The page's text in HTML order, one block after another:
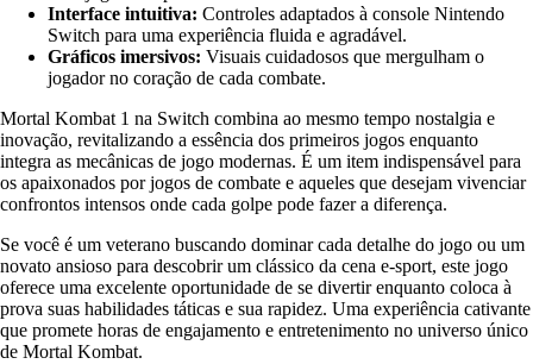
Interface intuitiva: Controles adaptados à console Nintendo
Switch para uma experiência fluida e agradável.
Gráficos imersivos: Visuais cuidadosos que mergulham o
jogador no coração de cada combate.
Mortal Kombat 1 na Switch combina ao mesmo tempo nostalgia e
inovação, revitalizando a essência dos primeiros jogos enquanto
integra as mecânicas de jogo modernas. É um item indispensável para
os apaixonados por jogos de combate e aqueles que desejam vivenciar
confrontos intensos onde cada golpe pode fazer a diferença.
Se você é um veterano buscando dominar cada detalhe do jogo ou um
novato ansioso para descobrir um clássico da cena e-sport, este jogo
oferece uma excelente oportunidade de se divertir enquanto coloca à
prova suas habilidades táticas e sua rapidez. Uma experiência cativante
que promete horas de engajamento e entretenimento no universo único
de Mortal Kombat.